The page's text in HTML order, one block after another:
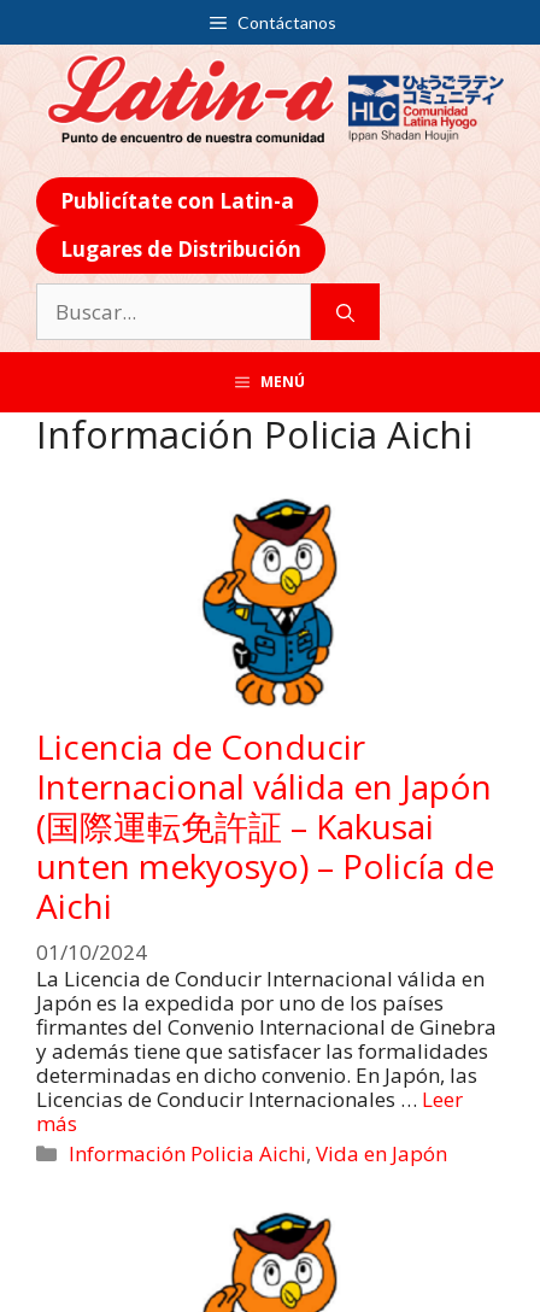
Contáctanos
Publicítate con Latin-a
Lugares de Distribución
MENÚ
Información Policia Aichi
Licencia de Conducir
Internacional válida en Japón
(国際運転免許証 – Kakusai
unten mekyosyo) – Policía de
Aichi
01/10/2024
La Licencia de Conducir Internacional válida en
Japón es la expedida por uno de los países
firmantes del Convenio Internacional de Ginebra
y además tiene que satisfacer las formalidades
determinadas en dicho convenio. En Japón, las
Licencias de Conducir Internacionales … Leer
más
Información Policia Aichi,Vida en Japón